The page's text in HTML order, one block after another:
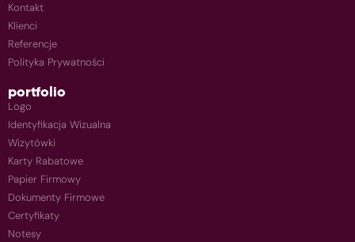
Kontakt
Klienci
Referencje
Polityka Prywatności
portfolio
Logo
Identyfikacja Wizualna
Wizytówki
Karty Rabatowe
Papier Firmowy
Dokumenty Firmowe
Certyfikaty
Notesy